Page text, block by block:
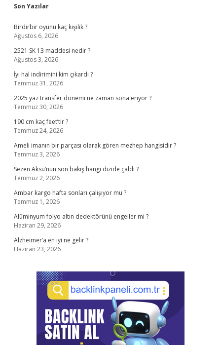
Sidebar
Son Yazılar
Birdirbir oyunu kaç kişilik ?
Ağustos 6, 2026
2521 SK 13 maddesi nedir ?
Ağustos 3, 2026
İyi hal indirimini kim çıkardı ?
Temmuz 31, 2026
2025 yaz transfer dönemi ne zaman sona eriyor ?
Temmuz 30, 2026
190 cm kaç feet’tir ?
Temmuz 24, 2026
Ameli imanın bir parçası olarak gören mezhep hangisidir ?
Temmuz 3, 2026
Sezen Aksu’nun son bakış hangi dizide çaldı ?
Temmuz 2, 2026
Ambar kargo hafta sonları çalışıyor mu ?
Temmuz 1, 2026
Alüminyum folyo altın dedektörünü engeller mi ?
Haziran 29, 2026
Alzheimer’a en iyi ne gelir ?
Haziran 23, 2026